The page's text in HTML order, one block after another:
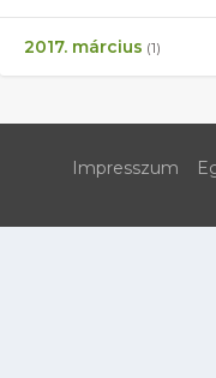
2017. március (1)
Impresszum